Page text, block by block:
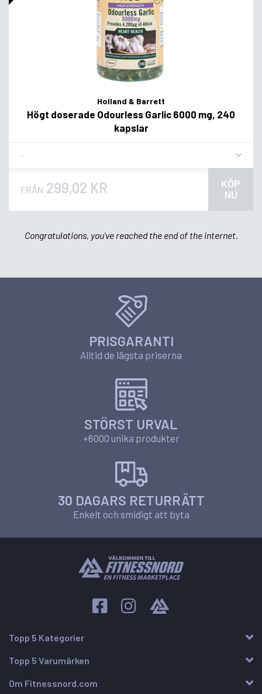
Holland & Barrett
Högt doserade Odourless Garlic 6000 mg, 240
kapslar
FRÅN 299,02 KR
KÖP
NU
Congratulations, you've reached the end of the internet.
PRISGARANTI
Alltid de lägsta priserna
STÖRST URVAL
+6000 unika produkter
30 DAGARS RETURRÄTT
Enkelt och smidigt att byta
Topp 5 Kategorier
Topp 5 Varumärken
Om Fitnessnord.com